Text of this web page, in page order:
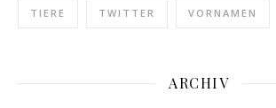
TIERE TWITTER VORNAMEN
ARCHIV